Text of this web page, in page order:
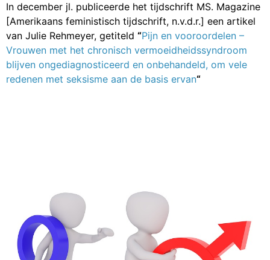
In december jl. publiceerde het tijdschrift MS. Magazine
[Amerikaans feministisch tijdschrift, n.v.d.r.] een artikel
van Julie Rehmeyer, getiteld “Pijn en vooroordelen –
Vrouwen met het chronisch vermoeidheidssyndroom
blijven ongediagnosticeerd en onbehandeld, om vele
redenen met seksisme aan de basis ervan“